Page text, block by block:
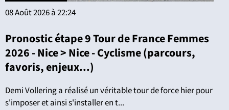
08 Août 2026 à 22:24
Pronostic étape 9 Tour de France Femmes
2026 - Nice > Nice - Cyclisme (parcours,
favoris, enjeux...)
Demi Vollering a réalisé un véritable tour de force hier pour
s'imposer et ainsi s'installer en t...